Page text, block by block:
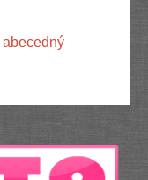
abecedný